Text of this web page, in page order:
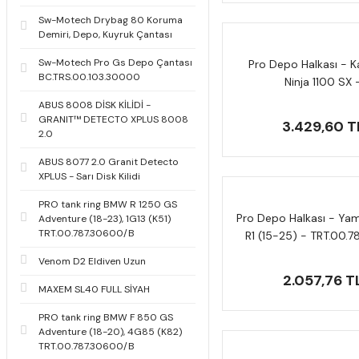
Sw-Motech Drybag 80 Koruma
Demiri, Depo, Kuyruk Çantası
Sw-Motech Pro Gs Depo Çantası
BC.TRS.00.103.30000
ABUS 8008 DİSK KİLİDİ -
GRANIT™ DETECTO XPLUS 8008
2.0
ABUS 8077 2.0 Granit Detecto
XPLUS - Sarı Disk Kilidi
PRO tank ring BMW R 1250 GS
Adventure (18-23), 1G13 (K51)
TRT.00.787.30600/B
Venom D2 Eldiven Uzun
MAXEM SL40 FULL SİYAH
PRO tank ring BMW F 850 GS
Adventure (18-20), 4G85 (K82)
TRT.00.787.30600/B
Pro Depo Halkası -
Ninja 1100 SX
3.429,60
Pro Depo Halkası -
R1 (15-25) -
2.057,76